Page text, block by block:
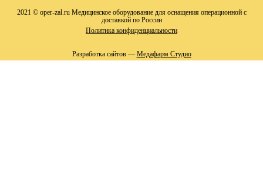
2021 © oper-zal.ru Медицинское оборудование для оснащения операционной с
доставкой по России
Политика конфиденциальности
Разработка сайтов — Медафарм Студио